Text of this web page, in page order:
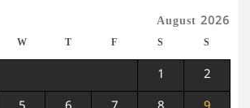
August 2026
W T F S S
1 2